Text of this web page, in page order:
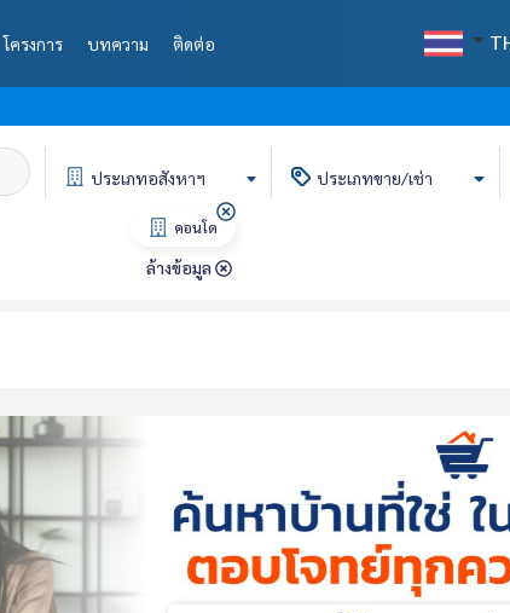
โครงการ บทความ ติดต่อ
ประเภทอสังหาฯ ประเภทขาย/เช่า
คอนโด
ล้างข้อมูล